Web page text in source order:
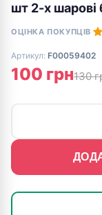
шт 2-х шарові
ОЦІНКА ПОКУПЦІВ
Артикул: F00059402
100 грн130